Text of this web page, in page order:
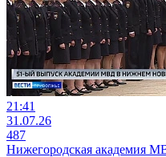
21:41
31.07.26
487
Нижегородская академия